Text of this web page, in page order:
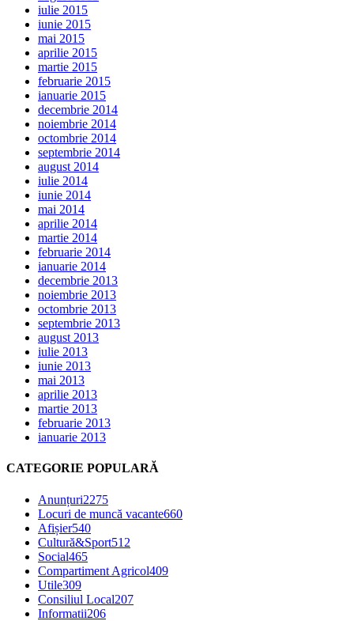
iulie 2015
iunie 2015
mai 2015
aprilie 2015
martie 2015
februarie 2015
ianuarie 2015
decembrie 2014
noiembrie 2014
octombrie 2014
septembrie 2014
august 2014
iulie 2014
iunie 2014
mai 2014
aprilie 2014
martie 2014
februarie 2014
ianuarie 2014
decembrie 2013
noiembrie 2013
octombrie 2013
septembrie 2013
august 2013
iulie 2013
iunie 2013
mai 2013
aprilie 2013
martie 2013
februarie 2013
ianuarie 2013
CATEGORIE POPULARĂ
Anunțuri2275
Locuri de muncă vacante660
Afișier540
Cultură&Sport512
Social465
Compartiment Agricol409
Utile309
Consiliul Local207
Informatii206